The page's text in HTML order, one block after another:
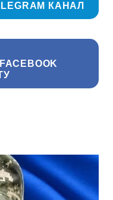
КАНАЛ